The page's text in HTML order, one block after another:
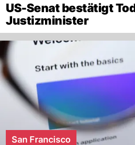
US-Senat bestätigt
Justizminister
San Francisco